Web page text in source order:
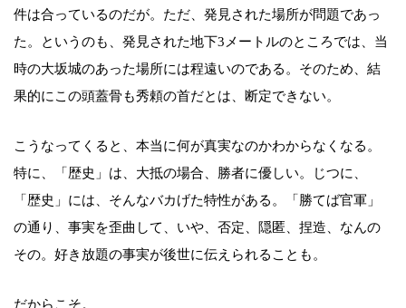
件は合っているのだが。ただ、発見された場所が問題であっ
た。というのも、発見された地下3メートルのところでは、当
時の大坂城のあった場所には程遠いのである。そのため、結
果的にこの頭蓋骨も秀頼の首だとは、断定できない。
こうなってくると、本当に何が真実なのかわからなくなる。
特に、「歴史」は、大抵の場合、勝者に優しい。じつに、
「歴史」には、そんなバカげた特性がある。「勝てば官軍」
の通り、事実を歪曲して、いや、否定、隠匿、捏造、なんの
その。好き放題の事実が後世に伝えられることも。
だからこそ。